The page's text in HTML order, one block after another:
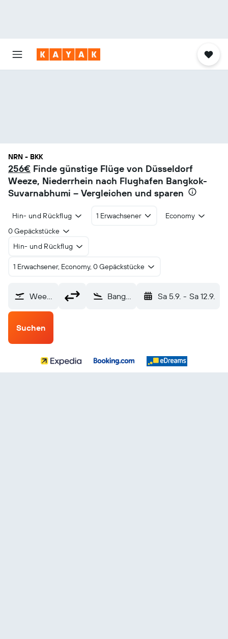
NRN - BKK
256€ Finde günstige Flüge von Düsseldorf
Weeze, Niederrhein nach Flughafen Bangkok-
Suvarnabhumi – Vergleichen und sparen
Hin- und Rückflug 1 Erwachsener
Economy
0 Gepäckstücke
Hin- und Rückflug
1 Erwachsener, Economy, 0 Gepäckstücke
Weeze, Niederrhein (NRN) Bangkok-Suvarnabhumi (BKK) Sa 5.9. - Sa 12.9.
Suchen